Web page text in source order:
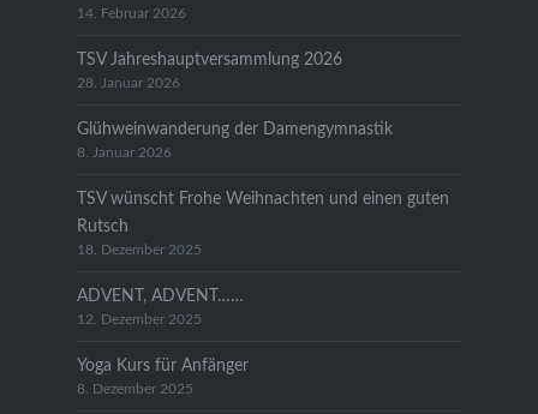
14. Februar 2026
TSV Jahreshauptversammlung 2026
28. Januar 2026
Glühweinwanderung der Damengymnastik
8. Januar 2026
TSV wünscht Frohe Weihnachten und einen guten
Rutsch
18. Dezember 2025
ADVENT, ADVENT……
12. Dezember 2025
Yoga Kurs für Anfänger
8. Dezember 2025